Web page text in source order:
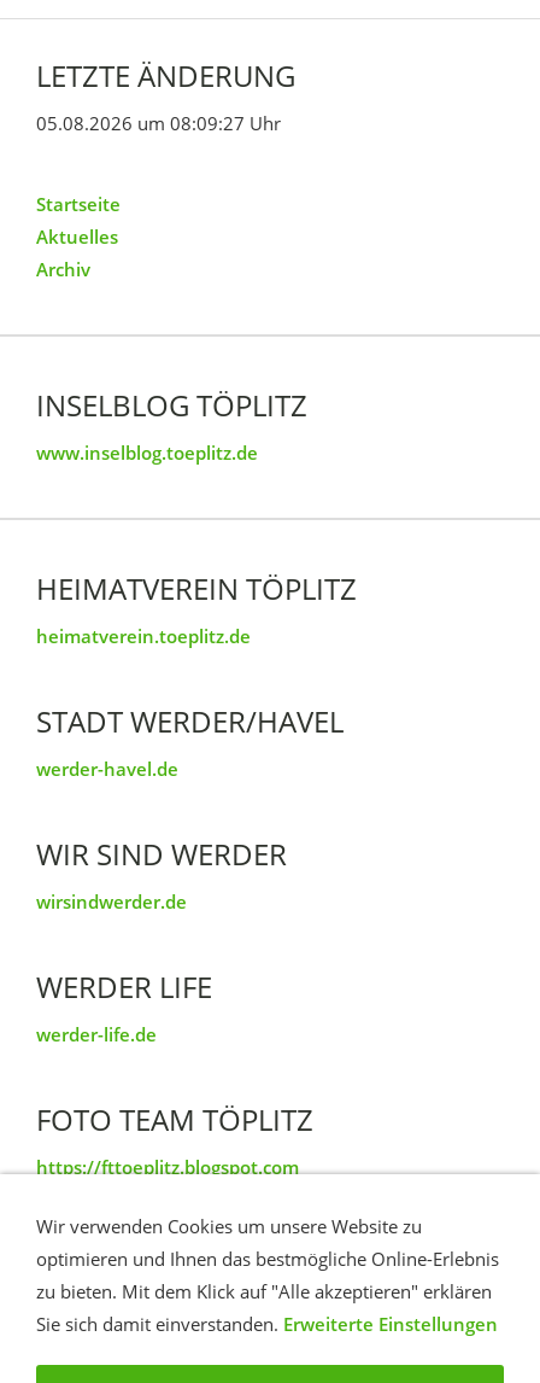
LETZTE ÄNDERUNG
05.08.2026 um 08:09:27 Uhr
Startseite
Aktuelles
Archiv
INSELBLOG TÖPLITZ
www.inselblog.toeplitz.de
HEIMATVEREIN TÖPLITZ
heimatverein.toeplitz.de
STADT WERDER/HAVEL
werder-havel.de
WIR SIND WERDER
wirsindwerder.de
WERDER LIFE
werder-life.de
FOTO TEAM TÖPLITZ
https://fttoeplitz.blogspot.com
TÖPLITZ IM VIDEO
YouTube Insel Töplitz
Wir verwenden Cookies um unsere Website zu
optimieren und Ihnen das bestmögliche Online-Erlebnis
zu bieten. Mit dem Klick auf "Alle akzeptieren" erklären
Sie sich damit einverstanden. Erweiterte Einstellungen